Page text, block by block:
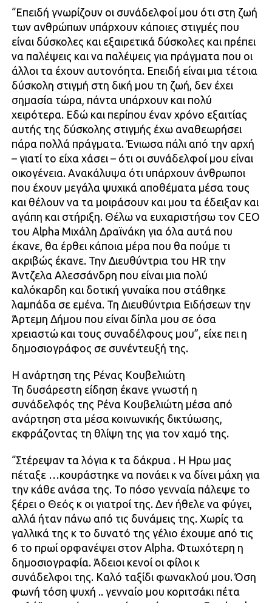
“Επειδή γνωρίζουν οι συνάδελφοί μου ότι στη ζωή
των ανθρώπων υπάρχουν κάποιες στιγμές που
είναι δύσκολες και εξαιρετικά δύσκολες και πρέπει
να παλέψεις και να παλέψεις για πράγματα που οι
άλλοι τα έχουν αυτονόητα. Επειδή είναι μια τέτοια
δύσκολη στιγμή στη δική μου τη ζωή, δεν έχει
σημασία τώρα, πάντα υπάρχουν και πολύ
χειρότερα. Εδώ και περίπου έναν χρόνο εξαιτίας
αυτής της δύσκολης στιγμής έχω αναθεωρήσει
πάρα πολλά πράγματα. Ένιωσα πάλι από την αρχή
– γιατί το είχα χάσει – ότι οι συνάδελφοί μου είναι
οικογένεια. Ανακάλυψα ότι υπάρχουν άνθρωποι
που έχουν μεγάλα ψυχικά αποθέματα μέσα τους
και θέλουν να τα μοιράσουν και μου τα έδειξαν και
αγάπη και στήριξη. Θέλω να ευχαριστήσω τον CEO
του Alpha Μιχάλη Δραϊνάκη για όλα αυτά που
έκανε, θα έρθει κάποια μέρα που θα πούμε τι
ακριβώς έκανε. Την Διευθύντρια του HR την
Άντζελα Αλεσσάνδρη που είναι μια πολύ
καλόκαρδη και δοτική γυναίκα που στάθηκε
λαμπάδα σε εμένα. Τη Διευθύντρια Ειδήσεων την
Άρτεμη Δήμου που είναι δίπλα μου σε όσα
χρειαστώ και τους συναδέλφους μου”, είχε πει η
δημοσιογράφος σε συνέντευξή της.
Η ανάρτηση της Ρένας Κουβελιώτη
Τη δυσάρεστη είδηση έκανε γνωστή η
συνάδελφός της Ρένα Κουβελιώτη μέσα από
ανάρτηση στα μέσα κοινωνικής δικτύωσης,
εκφράζοντας τη θλίψη της για τον χαμό της.
“Στέρεψαν τα λόγια κ τα δάκρυα . Η Ηρω μας
πέταξε …κουράστηκε να πονάει κ να δίνει μάχη για
την κάθε ανάσα της. Το πόσο γενναία πάλεψε το
ξέρει ο Θεός κ οι γιατροί της. Δεν ήθελε να φύγει,
αλλά ήταν πάνω από τις δυνάμεις της. Χωρίς τα
γαλλικά της κ το δυνατό της γέλιο έχουμε από τις
6 το πρωί ορφανέψει στον Alpha. Φτωχότερη η
δημοσιογραφία. Άδειοι κενοί οι φίλοι κ
συνάδελφοι της. Καλό ταξίδι φωνακλού μου. Όση
φωνή τόση ψυχή .. γενναίο μου κοριτσάκι πέτα